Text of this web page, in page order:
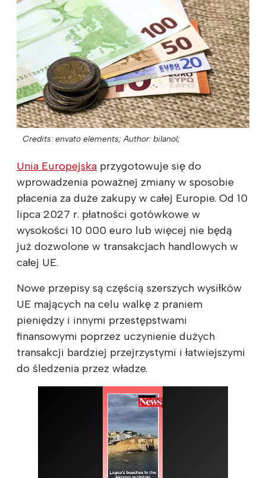
Credits: envato elements; Author: bilanol;
Unia Europejska przygotowuje się do
wprowadzenia poważnej zmiany w sposobie
płacenia za duże zakupy w całej Europie. Od 10
lipca 2027 r. płatności gotówkowe w
wysokości 10 000 euro lub więcej nie będą
już dozwolone w transakcjach handlowych w
całej UE.
Nowe przepisy są częścią szerszych wysiłków
UE mających na celu walkę z praniem
pieniędzy i innymi przestępstwami
finansowymi poprzez uczynienie dużych
transakcji bardziej przejrzystymi i łatwiejszymi
do śledzenia przez władze.